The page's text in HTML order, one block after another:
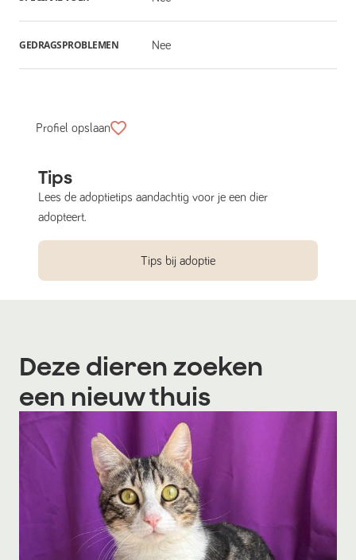
GEDRAGSPROBLEMEN Nee
Profiel opslaan
Tips
Lees de adoptietips aandachtig voor je een dier
adopteert.
Tips bij adoptie
Deze dieren zoeken
een nieuw thuis